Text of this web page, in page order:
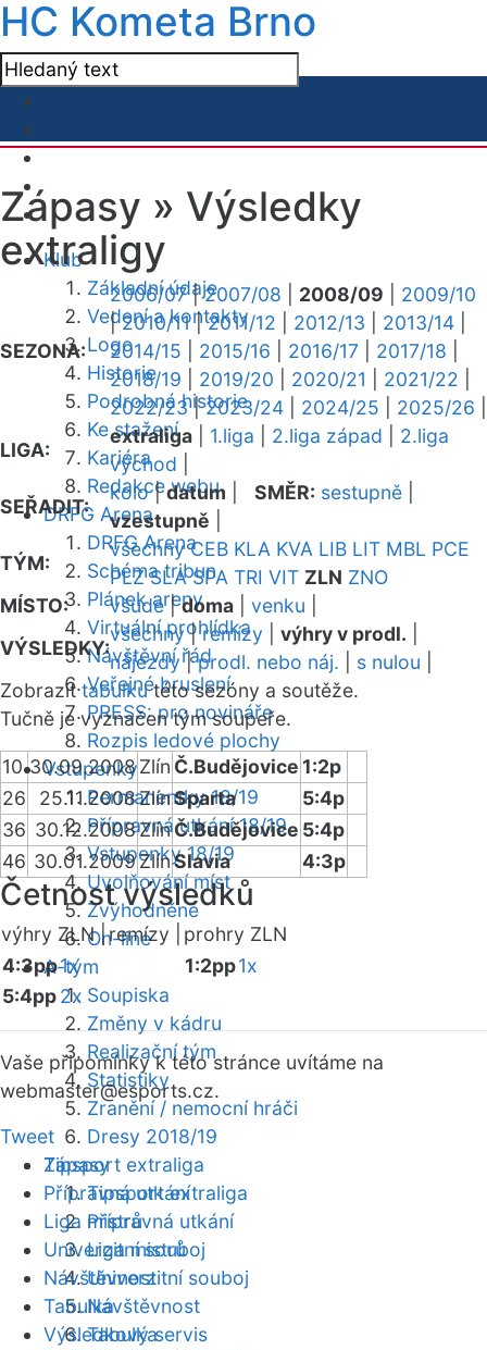
HC Kometa Brno
Klub
Základní údaje
Vedení a kontakty
Logo
Historie
Podrobná historie
Ke stažení
Kariéra
Redakce webu
DRFG Arena
DRFG Arena
Schéma tribun
Plánek areny
Virtuální prohlídka
Návštěvní řád
Veřejné bruslení
PRESS: pro novináře
Rozpis ledové plochy
Vstupenky
Permanentky 18/19
Přípravná utkání 18/19
Vstupenky 18/19
Uvolňování míst
Zvýhodněné
On-line
A-tým
Soupiska
Změny v kádru
Realizační tým
Statistiky
Zranění / nemocní hráči
Dresy 2018/19
Zápasy
Tipsport extraliga
Přípravná utkání
Liga mistrů
Univerzitní souboj
Návštěvnost
Tabulka
Zápasy » Výsledky
extraligy
SEZONA:
2006/07|2007/08 2008/09
2009/10
|2010/11|2011/12 2012/13 2013/14
2014/15
2015/16 2016/17 2017/18
2018/19
2019/20 2020/21 2021/22
2022/23|2023/24 2024/25 2025/26
LIGA:
extraliga 1.liga 2.liga západ
2.liga
východ
SEŘADIT:
kolo|datum SMĚR: sestupně
vzestupně
TÝM:
všechny CEB KLA KVA LIB LIT MBL PCE
PLZ SLA SPA TRI VIT ZLN ZNO
MÍSTO:
všude|doma venku
VÝSLEDKY:
všechny|remízy výhry v prodl.
nájezdy|prodl. nebo náj. s nulou
Zobrazittabulkutéto sezóny a soutěže.
Tučně je vyznačen tým soupeře.
10 30.09.2008Zlín Č.Budějovice 1:2p
26
25.11.2008ZlínSparta
5:4p
36 30.12.2008ZlínČ.Budějovice 5:4p
46 30.01.2009ZlínSlavia 4:3p
Četnost výsledků
výhry ZLN |remízy |
prohry ZLN
4:3pp1x
5:4pp2x
1:2pp1x
Vaše připomínky k této stránce uvítáme na
webmaster@esports.cz.
Tweet
Tipsport extraliga
Přípravná utkání
Liga mistrů
Univerzitní souboj
Návštěvnost
Tabulka
Výsledkový servis